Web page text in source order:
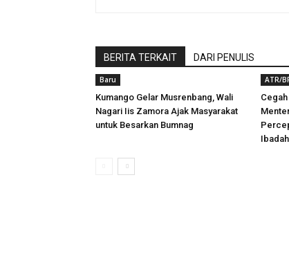
BERITA TERKAIT DARI PENULIS
Baru
Kumango Gelar Musrenbang, Wali
Nagari Iis Zamora Ajak Masyarakat
untuk Besarkan Bumnag
ATR/
Ibadah